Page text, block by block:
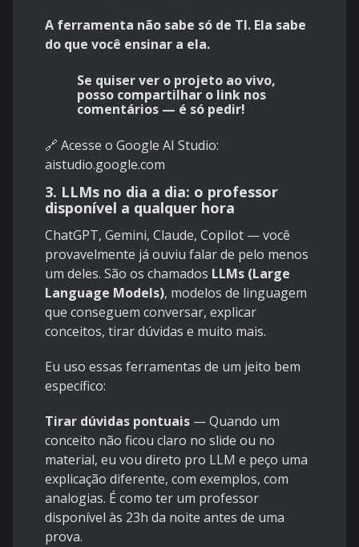
A ferramenta não sabe só de TI. Ela sabe
do que você ensinar a ela.
Se quiser ver o projeto ao vivo,
posso compartilhar o link nos
comentários — é só pedir!
🔗 Acesse o Google AI Studio:
aistudio.google.com
3. LLMs no dia a dia: o professor
disponível a qualquer hora
ChatGPT, Gemini, Claude, Copilot — você
provavelmente já ouviu falar de pelo menos
um deles. São os chamados LLMs (Large
Language Models), modelos de linguagem
que conseguem conversar, explicar
conceitos, tirar dúvidas e muito mais.
Eu uso essas ferramentas de um jeito bem
específico:
Tirar dúvidas pontuais — Quando um
conceito não ficou claro no slide ou no
material, eu vou direto pro LLM e peço uma
explicação diferente, com exemplos, com
analogias. É como ter um professor
disponível às 23h da noite antes de uma
prova.